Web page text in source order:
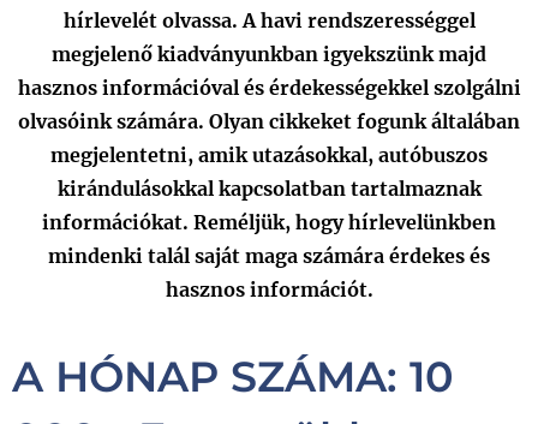
hírlevelét olvassa. A havi rendszerességgel
megjelenő kiadványunkban igyekszünk majd
hasznos információval és érdekességekkel szolgálni
olvasóink számára. Olyan cikkeket fogunk általában
megjelentetni, amik utazásokkal, autóbuszos
kirándulásokkal kapcsolatban tartalmaznak
információkat. Reméljük, hogy hírlevelünkben
mindenki talál saját maga számára érdekes és
hasznos információt.
A HÓNAP SZÁMA: 10